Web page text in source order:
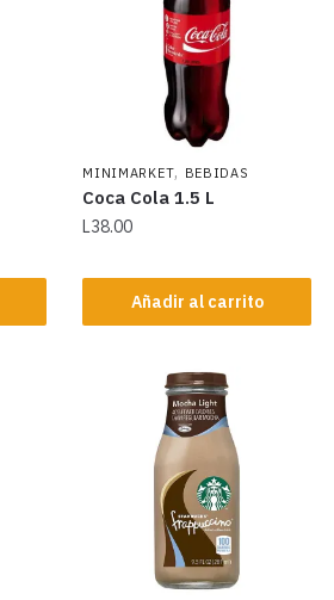
MINIMARKET, BEBIDAS
Coca Cola 1.5 L
L38.00
Añadir al carrito